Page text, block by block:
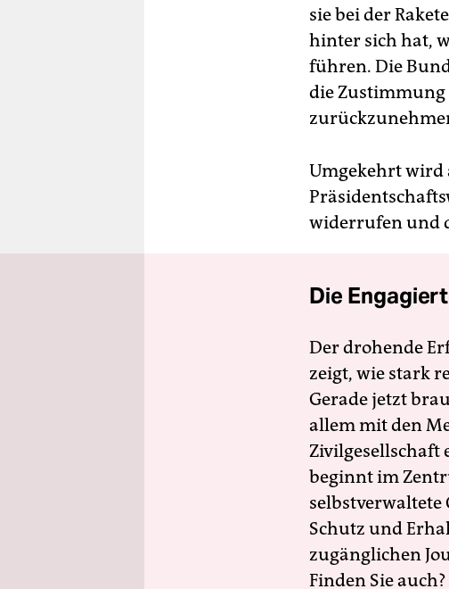
sie bei der
hinter sich hat,
führen. Die
die Zustimmung
Umgekehrt wird
widerrufen und
Die
Der drohende
zeigt, wie stark
Gerade jetzt
allem mit den
Zivilgesellschaft
beginnt im
Schutz und
zugänglichen
Finden Sie